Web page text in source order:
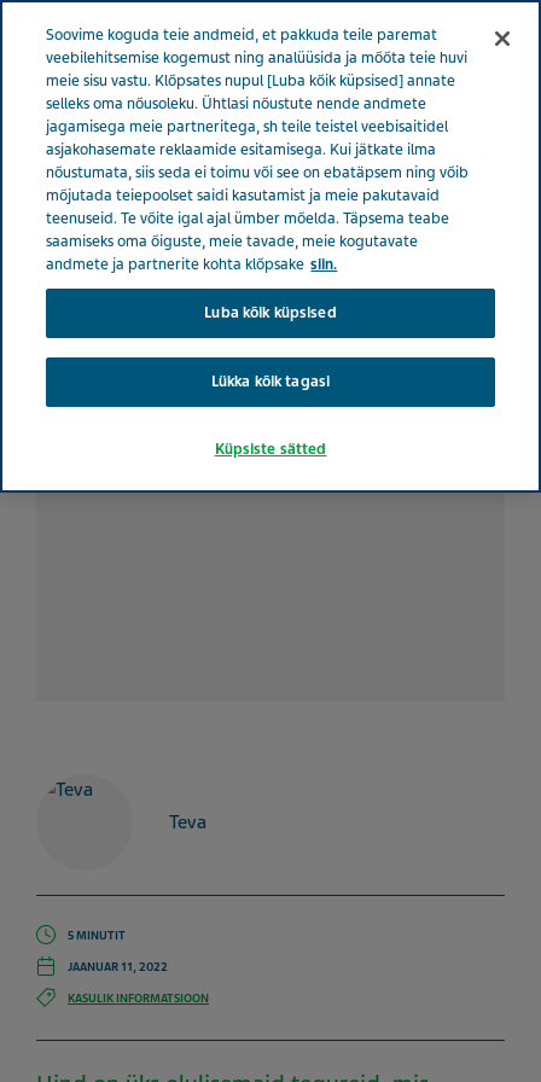
Estonia Tervise eest hoolitsemine Kõik lood
ja geneerilised ravimid: müüdid ja tõde ravimite hinna kohta
Originaal - ja geneerilised
ravimid: müüdid ja tõde
ravimite hinna kohta
Teva
5 MINUTIT
JAANUAR 11, 2022
KASULIK INFORMATSIOON
Soovime koguda teie andmeid, et pakkuda teile paremat
veebilehitsemise kogemust ning analüüsida ja mõõta teie huvi
meie sisu vastu. Klõpsates nupul [Luba kõik küpsised] annate
selleks oma nõusoleku. Ühtlasi nõustute nende andmete
jagamisega meie partneritega, sh teile teistel veebisaitidel
asjakohasemate reklaamide esitamisega. Kui jätkate ilma
nõustumata, siis seda ei toimu või see on ebatäpsem ning võib
mõjutada teiepoolset saidi kasutamist ja meie pakutavaid
teenuseid. Te võite igal ajal ümber mõelda. Täpsema teabe
saamiseks oma õiguste, meie tavade, meie kogutavate
andmete ja partnerite kohta klõpsake siin.
Luba kõik küpsised
Lükka kõik tagasi
Küpsiste sätted